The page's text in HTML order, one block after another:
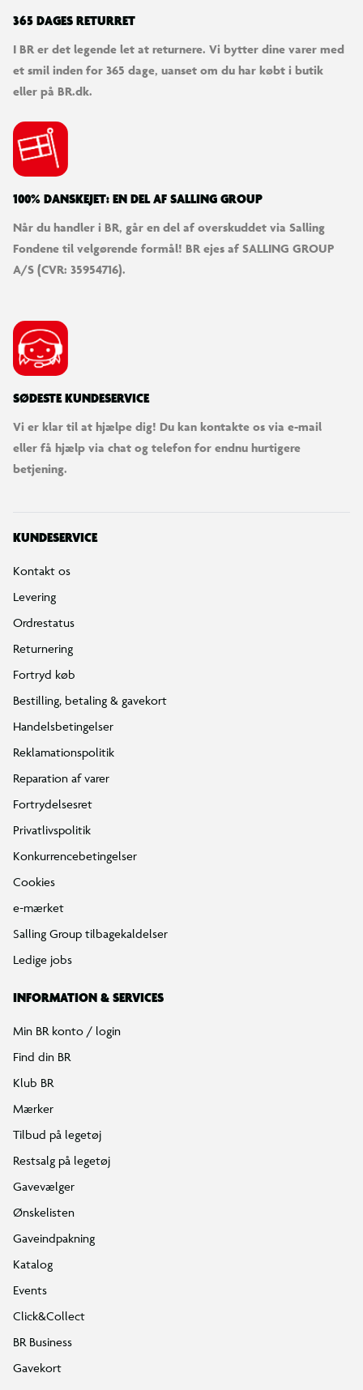
365 DAGES RETURRET
I BR er det legende let at returnere. Vi bytter dine varer med
et smil inden for 365 dage, uanset om du har købt i butik
eller på BR.dk.
100% DANSKEJET: EN DEL AF SALLING GROUP
Når du handler i BR, går en del af overskuddet via Salling
Fondene til velgørende formål! BR ejes af SALLING GROUP
A/S (CVR: 35954716).
SØDESTE KUNDESERVICE
Vi er klar til at hjælpe dig! Du kan kontakte os via e-mail
eller få hjælp via chat og telefon for endnu hurtigere
betjening.
KUNDESERVICE
Kontakt os
Levering
Ordrestatus
Returnering
Fortryd køb
Bestilling, betaling & gavekort
Handelsbetingelser
Reklamationspolitik
Reparation af varer
Fortrydelsesret
Privatlivspolitik
Konkurrencebetingelser
Cookies
e-mærket
Salling Group tilbagekaldelser
Ledige jobs
INFORMATION & SERVICES
Min BR konto / login
Find din BR
Klub BR
Mærker
Tilbud på legetøj
Restsalg på legetøj
Gavevælger
Ønskelisten
Gaveindpakning
Katalog
Events
Click&Collect
BR Business
Gavekort